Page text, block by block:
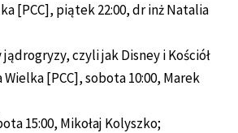
[PCC], piątek 22:00, dr inż Natalia
czyli jak Disney i Kościół
[PCC], sobota 10:00, Marek
15:00, Mikołaj Kolyszko;